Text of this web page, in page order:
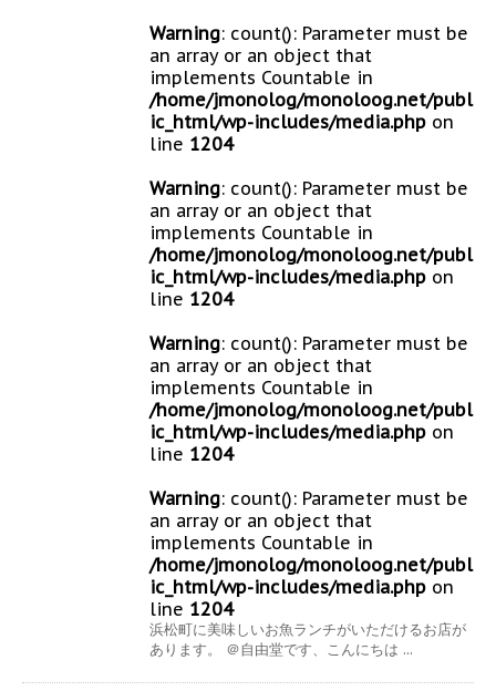
Warning: count(): Parameter must be
an array or an object that
implements Countable in
/home/jmonolog/monoloog.net/publ
ic_html/wp-includes/media.php on
line 1204
Warning: count(): Parameter must be
an array or an object that
implements Countable in
/home/jmonolog/monoloog.net/publ
ic_html/wp-includes/media.php on
line 1204
Warning: count(): Parameter must be
an array or an object that
implements Countable in
/home/jmonolog/monoloog.net/publ
ic_html/wp-includes/media.php on
line 1204
Warning: count(): Parameter must be
an array or an object that
implements Countable in
/home/jmonolog/monoloog.net/publ
ic_html/wp-includes/media.php on
line 1204
浜松町に美味しいお魚ランチがいただけるお店が
あります。 ＠自由堂です、こんにちは ...